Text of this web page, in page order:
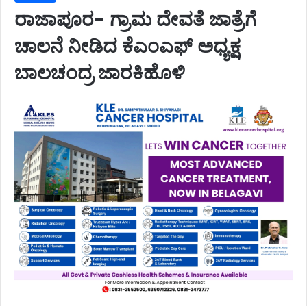
ರಾಜಾಪೂರ- ಗ್ರಾಮ ದೇವತೆ ಜಾತ್ರೆಗೆ
ಚಾಲನೆ ನೀಡಿದ ಕೆಎಂಎಫ್ ಅಧ್ಯಕ್ಷ
ಬಾಲಚಂದ್ರ ಜಾರಕಿಹೊಳಿ